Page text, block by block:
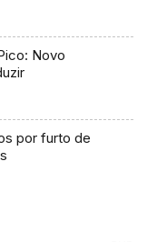
Novo
por furto de